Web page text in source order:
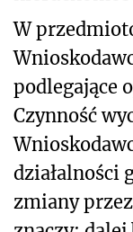
W
podlegające
Czynność
działalności
zmiany